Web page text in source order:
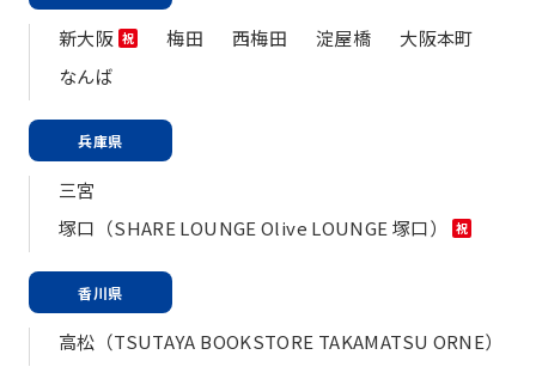
新大阪 祝 梅田 西梅田 淀屋橋
大阪本町
なんば
兵庫県
三宮
塚口（SHARE LOUNGE Olive LOUNGE 塚口）
祝
香川県
高松（TSUTAYA BOOKSTORE TAKAMATSU ORNE）